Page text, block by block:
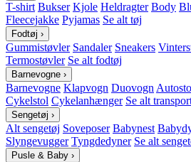
T-shirt Bukser Kjole Heldragter Body
Fleecejakke Pyjamas Se alt tøj
Fodtøj ›
Gummistøvler Sandaler Sneakers
Termostøvler Se alt fodtøj
Barnevogne ›
Barnevogne Klapvogn Duovogn
Cykelstol Cykelanhænger Se alt
Sengetøj ›
Alt sengetøj Soveposer Babynest
Slyngevugger Tyngdedyner Se alt
Pusle & Baby ›